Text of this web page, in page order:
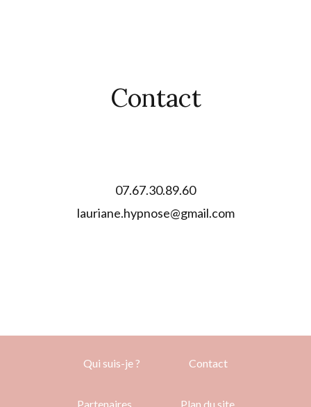
Contact
07.67.30.89.60
lauriane.hypnose@gmail.com
Qui suis-je ? Contact
Partenaires Plan du site